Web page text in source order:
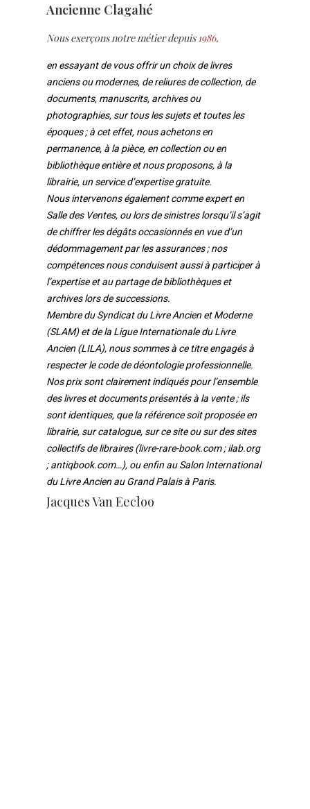
Ancienne Clagahé
Nous exerçons notre métier depuis 1986,
en essayant de vous offrir un choix de livres
anciens ou modernes, de reliures de collection, de
documents, manuscrits, archives ou
photographies, sur tous les sujets et toutes les
époques ; à cet effet, nous achetons en
permanence, à la pièce, en collection ou en
bibliothèque entière et nous proposons, à la
librairie, un service d’expertise gratuite.
Nous intervenons également comme expert en
Salle des Ventes, ou lors de sinistres lorsqu’il s’agit
de chiffrer les dégâts occasionnés en vue d’un
dédommagement par les assurances ; nos
compétences nous conduisent aussi à participer à
l’expertise et au partage de bibliothèques et
archives lors de successions.
Membre du Syndicat du Livre Ancien et Moderne
(SLAM) et de la Ligue Internationale du Livre
Ancien (LILA), nous sommes à ce titre engagés à
respecter le code de déontologie professionnelle.
Nos prix sont clairement indiqués pour l’ensemble
des livres et documents présentés à la vente ; ils
sont identiques, que la référence soit proposée en
librairie, sur catalogue, sur ce site ou sur des sites
collectifs de libraires (livre-rare-book.com ; ilab.org
; antiqbook.com…), ou enfin au Salon International
du Livre Ancien au Grand Palais à Paris.
Jacques Van Eecloo